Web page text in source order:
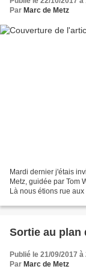
Par Marc de Metz
Mardi dernier j'étais
Metz, guidée par Tom
Là nous étions rue
Sortie au plan
Publié le 21/09/2017 à
Par Marc de Metz